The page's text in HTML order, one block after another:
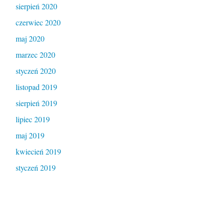
sierpień 2020
czerwiec 2020
maj 2020
marzec 2020
styczeń 2020
listopad 2019
sierpień 2019
lipiec 2019
maj 2019
kwiecień 2019
styczeń 2019